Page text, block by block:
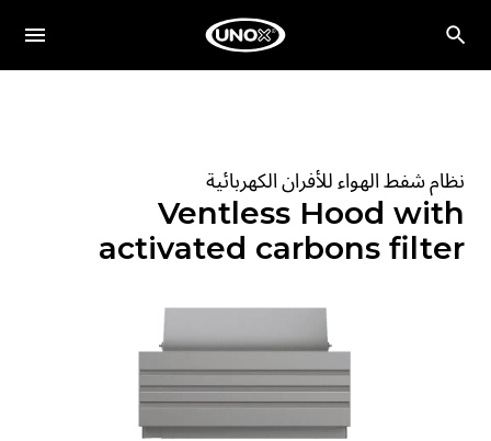
نظام شفط الهواء للأفران الكهربائية
Ventless Hood with
activated carbons filter